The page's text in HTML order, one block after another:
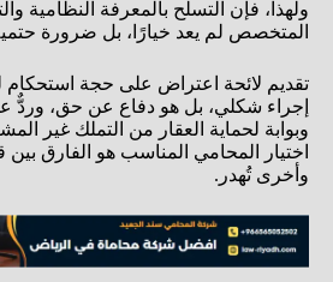
ولهذا، فإن التسلّح بالمعرفة النظامية
المتخصص لم يعد خيارًا، بل ضرورة
تقديم لائحة اعتراض على حجة
إجراء شكلي، بل هو دفاع عن حق، وردٌّ
وبوابة لحماية العقار من التملك غير
اختيار المحامي المناسب هو الفارق
وأخرى تُهدر.